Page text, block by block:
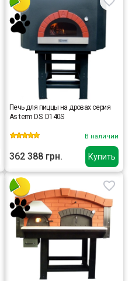
Купить
Печь для пиццы на дровах серия
As term DS. D140S
В наличии
362 388 грн.